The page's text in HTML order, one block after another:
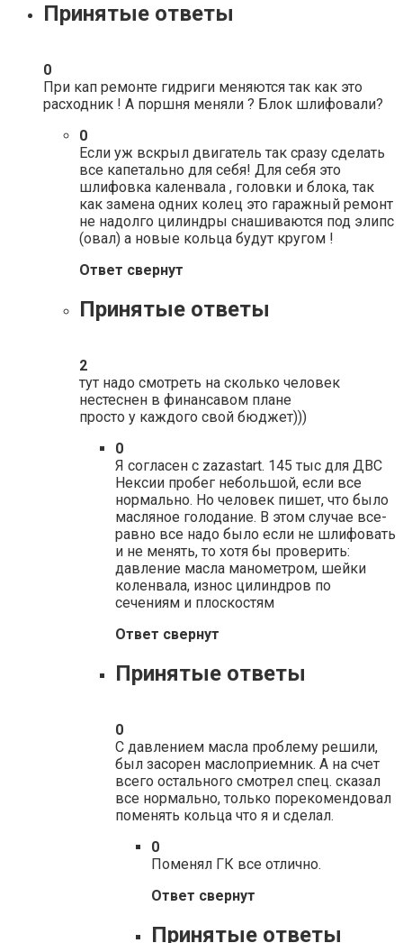
Принятые ответы
0
При кап ремонте гидриги меняются так как это
расходник ! А поршня меняли ? Блок шлифовали?
0
Если уж вскрыл двигатель так сразу сделать
все капетально для себя! Для себя это
шлифовка каленвала , головки и блока, так
как замена одних колец это гаражный ремонт
не надолго цилиндры снашиваются под элипс
(овал) а новые кольца будут кругом !
Ответ свернут
Принятые ответы
2
тут надо смотреть на сколько человек
нестеснен в финансавом плане
просто у каждого свой бюджет)))
0
Я согласен с zazastart. 145 тыс для ДВС
Нексии пробег небольшой, если все
нормально. Но человек пишет, что было
масляное голодание. В этом случае все-
равно все надо было если не шлифовать
и не менять, то хотя бы проверить:
давление масла манометром, шейки
коленвала, износ цилиндров по
сечениям и плоскостям
Ответ свернут
Принятые ответы
0
С давлением масла проблему решили,
был засорен маслоприемник. А на счет
всего остального смотрел спец. сказал
все нормально, только порекомендовал
поменять кольца что я и сделал.
0
Поменял ГК все отлично.
Ответ свернут
Принятые ответы